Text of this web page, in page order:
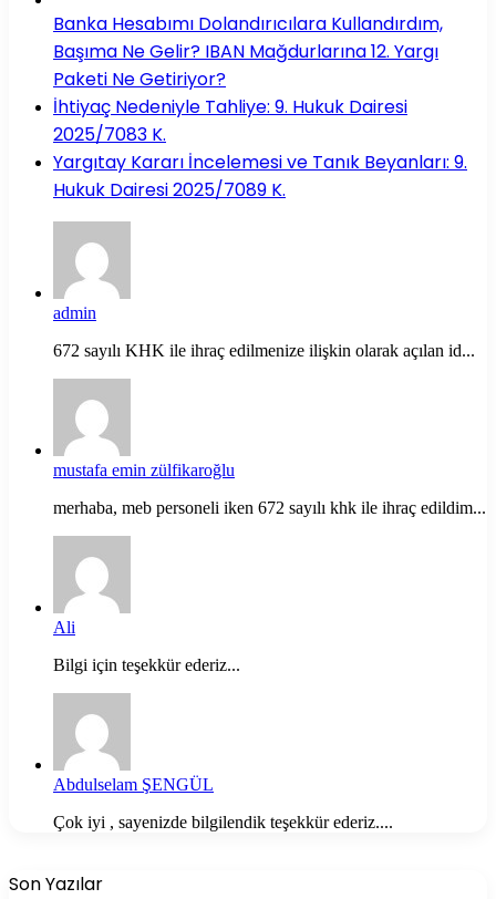
Banka Hesabımı Dolandırıcılara Kullandırdım,
Başıma Ne Gelir? IBAN Mağdurlarına 12. Yargı
Paketi Ne Getiriyor?
İhtiyaç Nedeniyle Tahliye: 9. Hukuk Dairesi
2025/7083 K.
Yargıtay Kararı İncelemesi ve Tanık Beyanları: 9.
Hukuk Dairesi 2025/7089 K.
admin
672 sayılı KHK ile ihraç edilmenize ilişkin olarak açılan id...
mustafa emin zülfikaroğlu
merhaba, meb personeli iken 672 sayılı khk ile ihraç edildim...
Ali
Bilgi için teşekkür ederiz...
Abdulselam ŞENGÜL
Çok iyi , sayenizde bilgilendik teşekkür ederiz....
Son Yazılar